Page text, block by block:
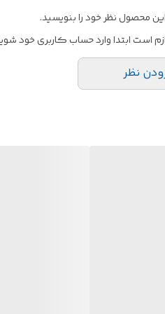
محصول نظر خود را بنویسید.
است ابتدا وارد حساب کاربری خود
نظر